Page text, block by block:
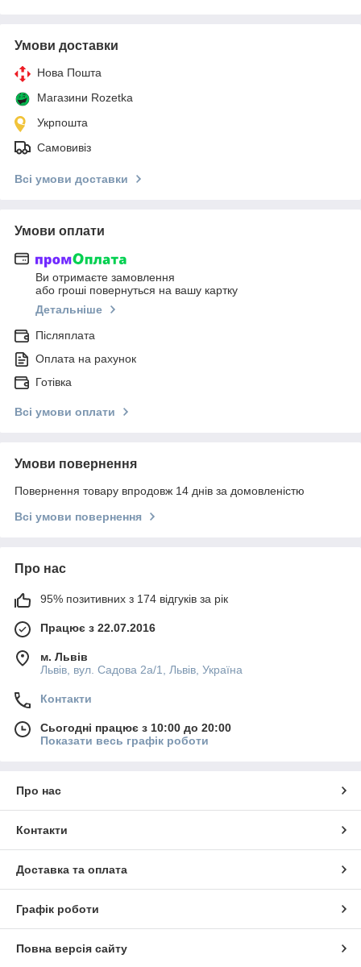
Умови доставки
Нова Пошта
Магазини Rozetka
Укрпошта
Самовивіз
Всі умови доставки
Умови оплати
Ви отримаєте замовлення
або гроші повернуться на вашу картку
Детальніше
Післяплата
Оплата на рахунок
Готівка
Всі умови оплати
Умови повернення
Повернення товару впродовж 14 днів за домовленістю
Всі умови повернення
Про нас
95% позитивних з 174 відгуків за рік
Працює з 22.07.2016
м. Львів
Львів, вул. Садова 2а/1, Львів, Україна
Контакти
Сьогодні працює з 10:00 до 20:00
Показати весь графік роботи
Про нас
Контакти
Доставка та оплата
Графік роботи
Повна версія сайту